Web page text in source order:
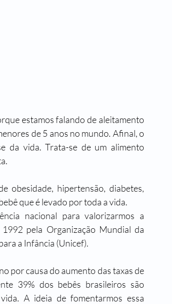
estamos falando de aleitamento
de 5 anos no mundo. Afinal, o
da vida. Trata-se de um alimento
obesidade, hipertensão, diabetes,
que é levado por toda a vida.
nacional para valorizarmos a
pela Organização Mundial da
a Infância (Unicef).
por causa do aumento das taxas de
39% dos bebês brasileiros são
A ideia de fomentarmos essa